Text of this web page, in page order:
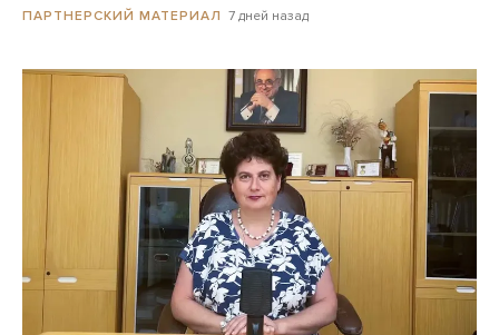
ПАРТНЕРСКИЙ МАТЕРИАЛ 7 дней назад